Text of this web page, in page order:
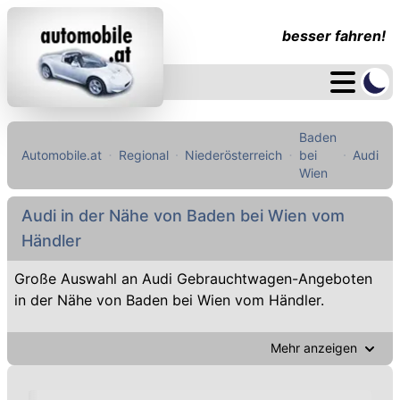
besser fahren!
Automobile.at Regional Niederösterreich
Baden
bei
Wien
Audi
Audi in der Nähe von Baden bei Wien vom
Händler
Große Auswahl an Audi Gebrauchtwagen-Angeboten
in der Nähe von Baden bei Wien vom Händler.
Mehr anzeigen